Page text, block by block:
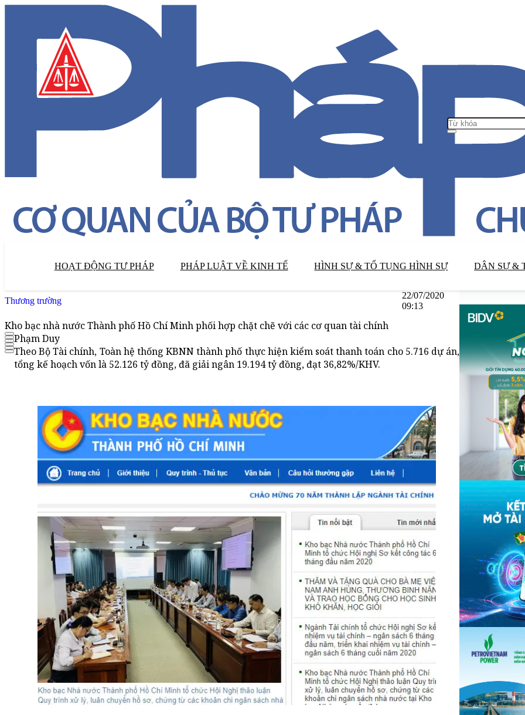
HOẠT ĐỘNG TƯ PHÁP PHÁP LUẬT VỀ KINH TẾ HÌNH SỰ & TỐ TỤNG HÌNH SỰ DÂN SỰ &
Thương trường
22/07/2020
09:13
Kho bạc nhà nước Thành phố Hồ Chí Minh phối hợp chặt chẽ với các cơ quan tài chính
Phạm Duy
Theo Bộ Tài chính, Toàn hệ thống KBNN thành phố thực hiện kiểm soát thanh toán cho 5.716 dự án,
tổng kế hoạch vốn là 52.126 tỷ đồng, đã giải ngân 19.194 tỷ đồng, đạt 36,82%/KHV.